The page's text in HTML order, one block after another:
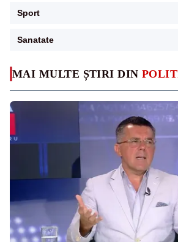
MAI MULTE ȘTIRI DIN
Sport
Sanatate